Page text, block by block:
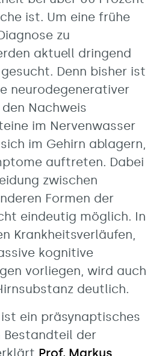
ist. Um eine frühe
zu
aktuell dringend
Denn bisher ist
neurodegenerativer
Nachweis
im Nervenwasser
im Gehirn ablagern,
auftreten. Dabei
zwischen
Formen der
eindeutig möglich. In
Krankheitsverläufen,
kognitive
vorliegen, wird auch
deutlich.
ist ein präsynaptisches
Bestandteil der
Prof. Markus